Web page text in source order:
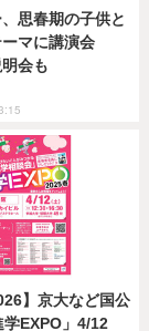
思春期の子供と
マに講演会
会も
】京大など国公
EXPO」4/12